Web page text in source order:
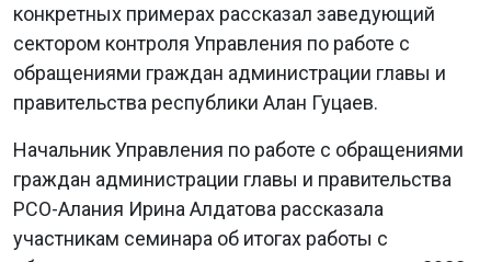
конкретных примерах рассказал заведующий
сектором контроля Управления по работе с
обращениями граждан администрации главы и
правительства республики Алан Гуцаев.
Начальник Управления по работе с обращениями
граждан администрации главы и правительства
РСО-Алания Ирина Алдатова рассказала
участникам семинара об итогах работы с